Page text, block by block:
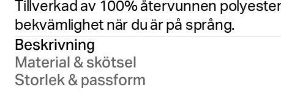
Tillverkad av 100% återvunnen
bekvämlighet när du är på språng.
Beskrivning
Material & skötsel
Storlek & passform